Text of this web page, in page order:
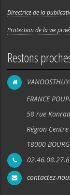
Directrice de la
Protection de la vie
Restons
FRANCE
58 rue Konrad
Région Centre
18000
contactez-